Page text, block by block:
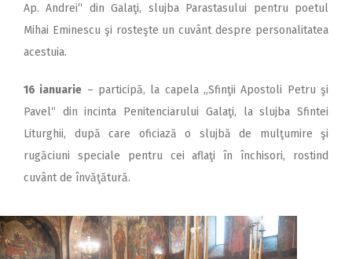
Ap. Andrei“ din Galaţi, slujba Parastasului pentru poetul
Mihai Eminescu şi rosteşte un cuvânt despre personalitatea
acestuia.
16 ianuarie – participă, la capela „Sfinţii Apostoli Petru şi
Pavel“ din incinta Penitenciarului Galaţi, la slujba Sfintei
Liturghii, după care oficiază o slujbă de mulţumire şi
rugăciuni speciale pentru cei aflaţi în închisori, rostind
cuvânt de învăţătură.